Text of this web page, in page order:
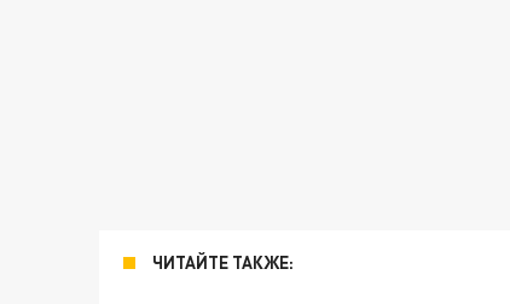
ЧИТАЙТЕ ТАКЖЕ: